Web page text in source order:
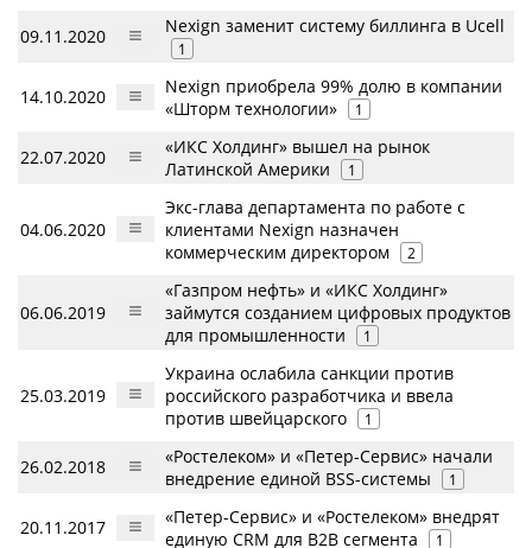
09.11.2020 Nexign заменит систему биллинга в Ucell
1
14.10.2020
Nexign приобрела 99% долю в компании
«Шторм технологии»
1
22.07.2020
«ИКС Холдинг» вышел на рынок
Латинской Америки
1
04.06.2020
Экс-глава департамента по работе с
клиентами Nexign назначен
коммерческим директором
2
06.06.2019
«Газпром нефть» и «ИКС Холдинг»
займутся созданием цифровых продуктов
для промышленности
1
25.03.2019
Украина ослабила санкции против
российского разработчика и ввела
против швейцарского
1
26.02.2018
«Ростелеком» и «Петер-Сервис» начали
внедрение единой BSS-системы
1
20.11.2017
«Петер-Сервис» и «Ростелеком» внедрят
единую СRM для B2B сегмента
1